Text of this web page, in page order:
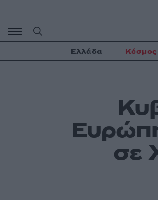
περιεχόμενο
Ελλάδα Κόσμος
σε